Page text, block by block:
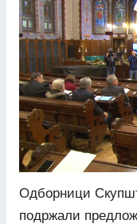
Одборници
подржали